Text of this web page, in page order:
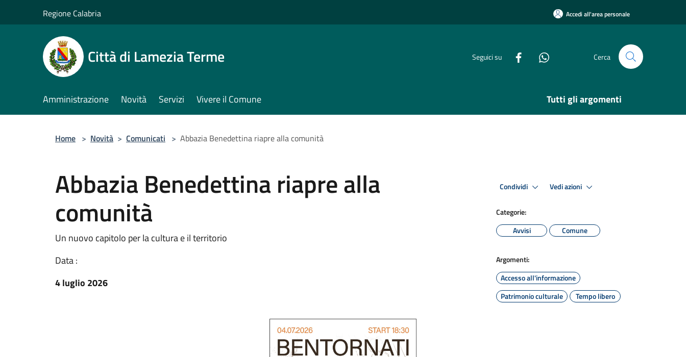
Regione Calabria Accedi all'area personale
Città di Lamezia Terme Seguici su Cerca
Amministrazione Novità Servizi Vivere il Comune Tutti gli argomenti
Home > Novità > Comunicati > Abbazia Benedettina riapre alla comunità
Abbazia Benedettina riapre alla
comunità
Un nuovo capitolo per la cultura e il territorio
Data :
4 luglio 2026
Condividi Vedi azioni
Categorie:
Avvisi
Comune
Argomenti:
Accesso all'informazione
Patrimonio culturale
Tempo libero